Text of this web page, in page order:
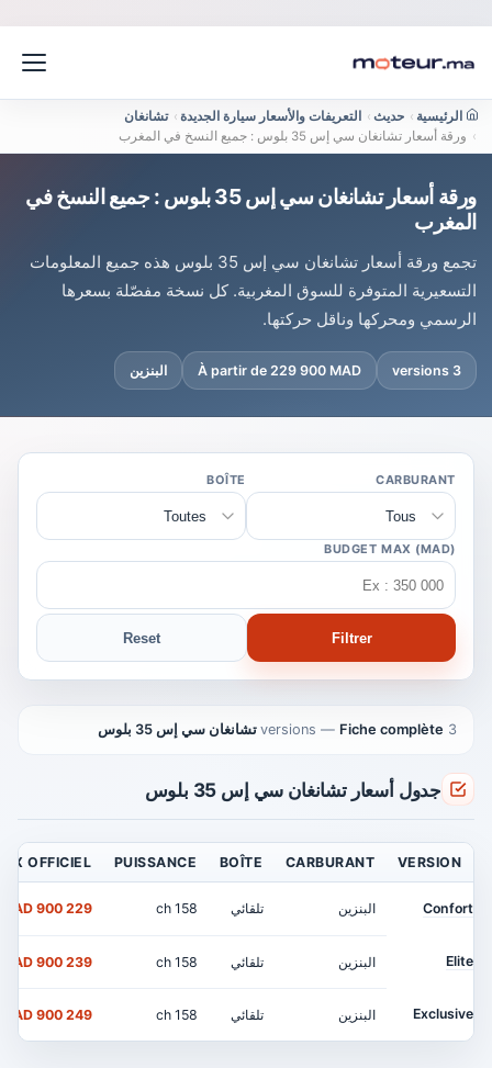
الرئيسية › حديث › التعريفات والأسعار سيارة الجديدة › تشانغان
› ورقة أسعار تشانغان سي إس 35 بلوس : جميع النسخ في المغرب
ورقة أسعار تشانغان سي إس 35 بلوس : جميع النسخ في
المغرب
تجمع ورقة أسعار تشانغان سي إس 35 بلوس هذه جميع المعلومات
التسعيرية المتوفرة للسوق المغربية. كل نسخة مفصّلة بسعرها
الرسمي ومحركها وناقل حركتها.
3 versions
À partir de 229 900 MAD البنزين
CARBURANT
BOÎTE
BUDGET MAX (MAD)
Filtrer
Reset
3 versions
— Fiche complète تشانغان سي إس 35 بلوس
جدول أسعار تشانغان سي إس 35 بلوس
VERSION
CARBURANT
BOÎTE
PUISSANCE
OFFICIEL
Confort البنزين تلقائي 158 ch
229 900 MAD
Elite البنزين تلقائي 158 ch
239 900 MAD
Exclusive البنزين تلقائي 158 ch
249 900 MAD